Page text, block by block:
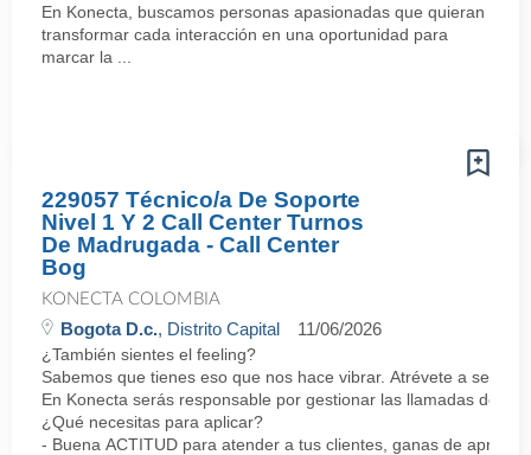
En Konecta, buscamos personas apasionadas que quieran
transformar cada interacción en una oportunidad para
marcar la ...
229057 Técnico/a De Soporte
Nivel 1 Y 2 Call Center Turnos
De Madrugada - Call Center
Bog
KONECTA COLOMBIA
Bogota D.c., Distrito Capital 11/06/2026
¿También sientes el feeling?
Sabemos que tienes eso que nos hace vibrar. Atrévete a ser
En Konecta serás responsable por gestionar las llamadas de
¿Qué necesitas para aplicar?
- Buena ACTITUD para atender a tus clientes, ganas de